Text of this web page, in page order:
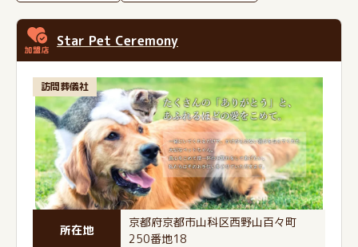
Star Pet Ceremony
訪問葬儀社
所在地
京都府京都市山科区西野山百々町
250番地18